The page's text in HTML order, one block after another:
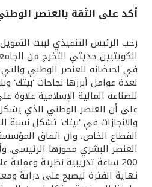
أكد على الثقة بالعنصر
الكويتيين حديثي التخرج من
في احتضانه للعنصر الوطني والتي
لعدة عوامل أبرزها نجاحات 'بيتك'
للصناعة المالية الإسلامية
القطاع الخاص، وان اتفاق
العنصر البشري محورها الرئيسي.
200 ساعة تدريبية نظرية
نهاية الفترة ليصبح على دراية